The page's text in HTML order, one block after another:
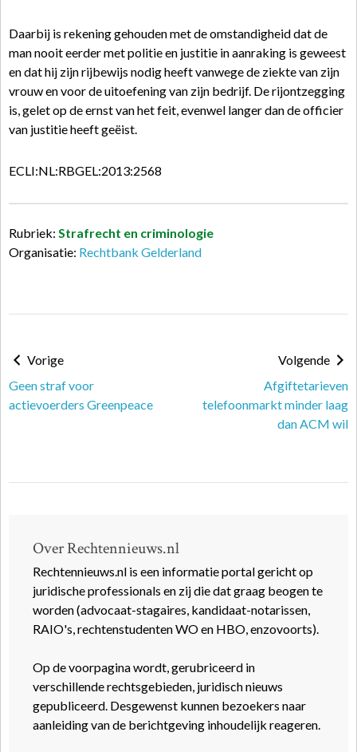
Daarbij is rekening gehouden met de omstandigheid dat de
man nooit eerder met politie en justitie in aanraking is geweest
en dat hij zijn rijbewijs nodig heeft vanwege de ziekte van zijn
vrouw en voor de uitoefening van zijn bedrijf. De rijontzegging
is, gelet op de ernst van het feit, evenwel langer dan de officier
van justitie heeft geëist.
ECLI:NL:RBGEL:2013:2568
Rubriek: Strafrecht en criminologie
Organisatie: Rechtbank Gelderland
Vorige
Geen straf voor
actievoerders Greenpeace
Volgende
Afgiftetarieven
telefoonmarkt minder laag
dan ACM wil
Over Rechtennieuws.nl
Rechtennieuws.nl is een informatie portal gericht op
juridische professionals en zij die dat graag beogen te
worden (advocaat-stagaires, kandidaat-notarissen,
RAIO's, rechtenstudenten WO en HBO, enzovoorts).
Op de voorpagina wordt, gerubriceerd in
verschillende rechtsgebieden, juridisch nieuws
gepubliceerd. Desgewenst kunnen bezoekers naar
aanleiding van de berichtgeving inhoudelijk reageren.